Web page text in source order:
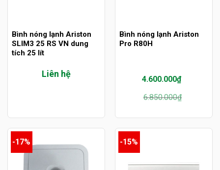
Bình nóng lạnh Ariston
SLIM3 25 RS VN dung
tích 25 lít
Liên hệ
Bình nóng lạnh Ariston
Pro R80H
6.850.000₫
Giá
gốc
6.850.000₫.
4.600.000₫
Giá
hiện
là:
4.600.000₫.
-17% -15%